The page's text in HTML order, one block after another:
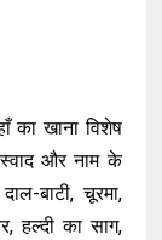
का खाना विशेष
और नाम के
बाटी, चूरमा,
हल्दी का साग,